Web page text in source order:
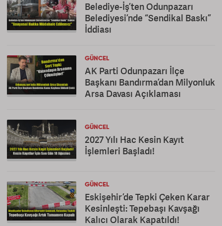
Belediye-İş’ten Odunpazarı
Belediyesi’nde “Sendikal Baskı”
İddiası
GÜNCEL
AK Parti Odunpazarı İlçe
Başkanı Bandırma’dan Milyonluk
Arsa Davası Açıklaması
GÜNCEL
2027 Yılı Hac Kesin Kayıt
İşlemleri Başladı!
GÜNCEL
Eskişehir’de Tepki Çeken Karar
Kesinleşti: Tepebaşı Kavşağı
Kalıcı Olarak Kapatıldı!